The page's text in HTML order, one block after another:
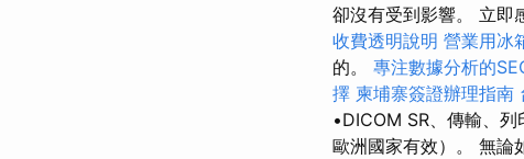
卻沒有受到影響。 立即
收費透明說明 營業用冰
的。 專注數據分析的
擇 柬埔寨簽證辦理指南
•DICOM SR、傳輸、
歐洲國家有效）。 無論